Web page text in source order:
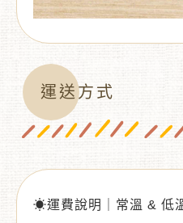
運送方式
☀運費說明｜常溫 & 低